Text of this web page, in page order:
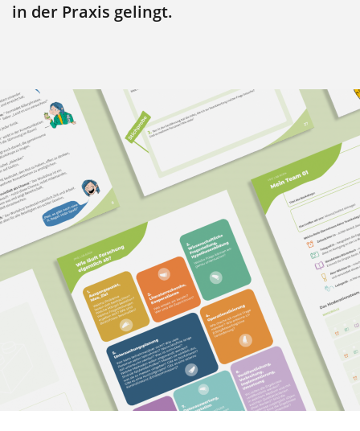
in der Praxis gelingt.